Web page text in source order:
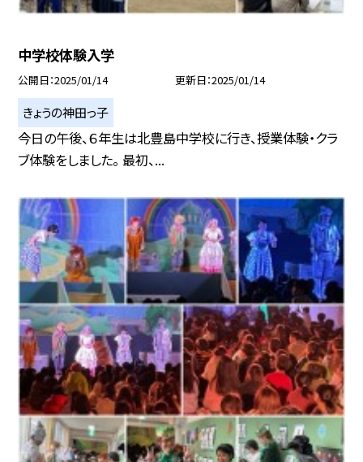
中学校体験入学
公開日 2025/01/14 更新日 2025/01/14
きょうの神田っ子
今日の午後、６年生は北豊島中学校に行き、授業体験・クラ
ブ体験をしました。 最初、...